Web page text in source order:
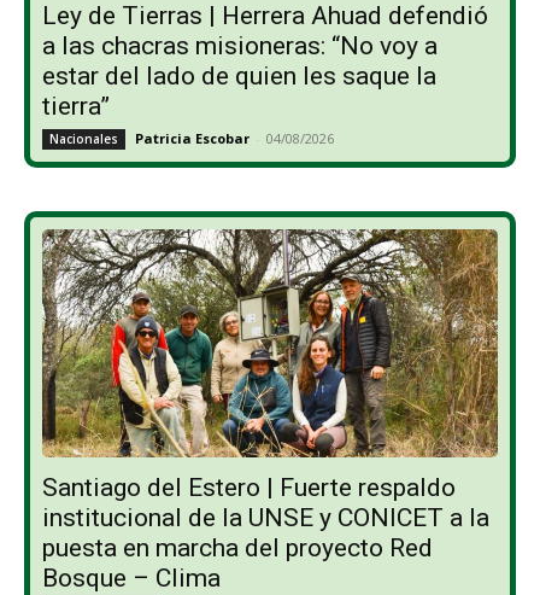
Ley de Tierras | Herrera Ahuad defendió
a las chacras misioneras: “No voy a
estar del lado de quien les saque la
tierra”
Nacionales Patricia Escobar - 04/08/2026
Santiago del Estero | Fuerte respaldo
institucional de la UNSE y CONICET a la
puesta en marcha del proyecto Red
Bosque – Clima